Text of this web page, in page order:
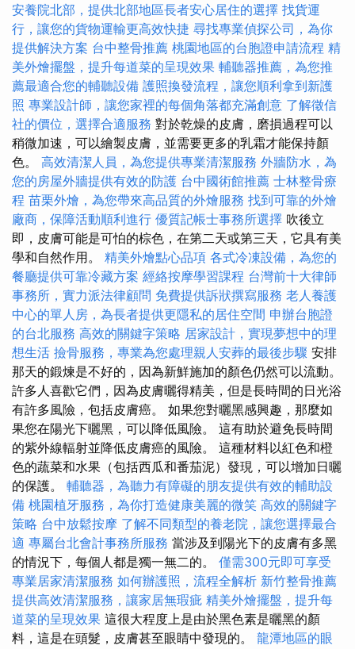
安養院北部，提供北部地區長者安心居住的選擇 找貨運
行，讓您的貨物運輸更高效快捷 尋找專業偵探公司，為你
提供解決方案 台中整骨推薦 桃園地區的台胞證申請流程 精
美外燴擺盤，提升每道菜的呈現效果 輔聽器推薦，為您推
薦最適合您的輔聽設備 護照換發流程，讓您順利拿到新護
照 專業設計師，讓您家裡的每個角落都充滿創意 了解徵信
社的價位，選擇合適服務 對於乾燥的皮膚，磨損過程可以
稍微加速，可以繪製皮膚，並需要更多的乳霜才能保持顏
色。 高效清潔人員，為您提供專業清潔服務 外牆防水，為
您的房屋外牆提供有效的防護 台中國術館推薦 士林整骨療
程 苗栗外燴，為您帶來高品質的外燴服務 找到可靠的外燴
廠商，保障活動順利進行 優質記帳士事務所選擇 吹後立
即，皮膚可能是可怕的棕色，在第二天或第三天，它具有美
學和自然作用。 精美外燴點心品項 各式冷凍設備，為您的
餐廳提供可靠冷藏方案 經絡按摩學習課程 台灣前十大律師
事務所，實力派法律顧問 免費提供訴狀撰寫服務 老人養護
中心的單人房，為長者提供更隱私的居住空間 申辦台胞證
的台北服務 高效的關鍵字策略 居家設計，實現夢想中的理
想生活 撿骨服務，專業為您處理親人安葬的最後步驟 安排
那天的鍛煉是不好的，因為新鮮施加的顏色仍然可以流動。
許多人喜歡它們，因為皮膚曬得精美，但是長時間的日光浴
有許多風險，包括皮膚癌。 如果您對曬黑感興趣，那麼如
果您在陽光下曬黑，可以降低風險。 這有助於避免長時間
的紫外線輻射並降低皮膚癌的風險。 這種材料以紅色和橙
色的蔬菜和水果（包括西瓜和番茄泥）發現，可以增加日曬
的保護。 輔聽器，為聽力有障礙的朋友提供有效的輔助設
備 桃園植牙服務，為你打造健康美麗的微笑 高效的關鍵字
策略 台中放鬆按摩 了解不同類型的養老院，讓您選擇最合
適 專屬台北會計事務所服務 當涉及到陽光下的皮膚有多黑
的情況下，每個人都是獨一無二的。 僅需300元即可享受
專業居家清潔服務 如何辦護照，流程全解析 新竹整骨推薦
提供高效清潔服務，讓家居無瑕疵 精美外燴擺盤，提升每
道菜的呈現效果 這很大程度上是由於黑色素是曬黑的顏
料，這是在頭髮，皮膚甚至眼睛中發現的。 龍潭地區的眼